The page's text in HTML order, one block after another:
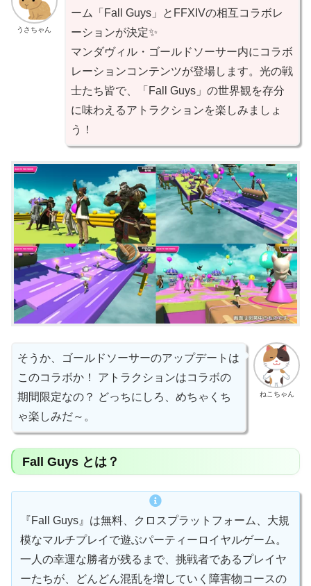
うさちゃん
ーム「Fall Guys」とFFXIVの相互コラボレ
ーションが決定✨
マンダヴィル・ゴールドソーサー内にコラボ
レーションコンテンツが登場します。光の戦
士たち皆で、「Fall Guys」の世界観を存分
に味わえるアトラクションを楽しみましょ
う！
ねこちゃん
そうか、ゴールドソーサーのアップデートは
このコラボか！ アトラクションはコラボの
期間限定なの？ どっちにしろ、めちゃくち
ゃ楽しみだ～。
Fall Guys とは？
『Fall Guys』は無料、クロスプラットフォーム、大規
模なマルチプレイで遊ぶパーティーロイヤルゲーム。
一人の幸運な勝者が残るまで、挑戦者であるプレイヤ
ーたちが、どんどん混乱を増していく障害物コースの